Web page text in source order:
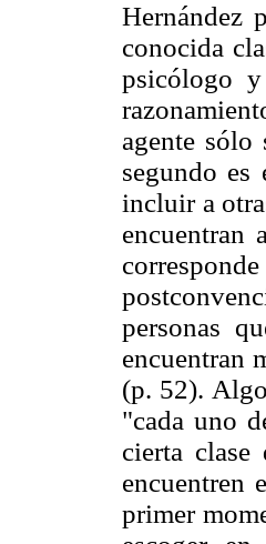
Hernández
conocida
psicólogo
agente sólo
segundo
incluir a
encuentran
personas
encuentran
(p. 52).
"cada uno
cierta clase
encuentren
primer